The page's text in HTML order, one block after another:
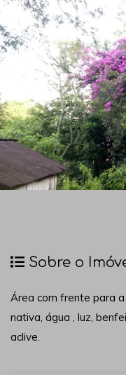
Sobre o
Área com frente para
nativa, água , luz,
aclive.